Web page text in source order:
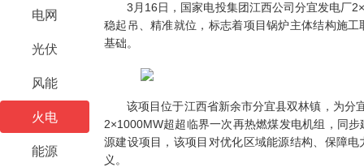
电网
光伏
风能
火电
能源
3月16日，国家电投集团江西公司分宜发电厂
稳起吊、精准就位，标志着项目锅炉主体结构施
基础。
该项目位于江西省新余市分宜县双林镇，为分
2×1000MW超超临界一次再热燃煤发电机组，同
源建设项目，该项目对优化区域能源结构、保障
义。